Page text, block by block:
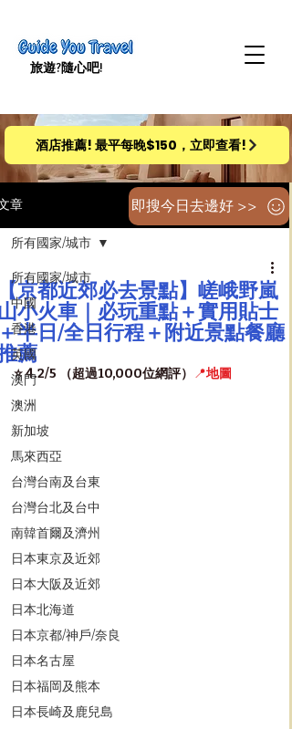
旅遊​?隨心吧!
酒店推薦! 最平每晚$150，立即查看!
章
所有國家/城市
中國
香港
英國
澳門
澳洲
新加坡
馬來西亞
台灣台南及台東
台灣台北及台中
南韓首爾及濟州
日本東京及近郊
日本大阪及近郊
日本北海道
日本京都/神戶/奈良
日本名古屋
日本福岡及熊本
日本長崎及鹿兒島
所有國家/城市
京都近郊必去景點】嵯峨野嵐
小火車｜必玩重點＋實用貼士
半日/全日行程＋附近景點餐廳
薦
⭐️ 4.2/5 （超過10,000位網評） 📍地圖
即搜今日去邊好 >>